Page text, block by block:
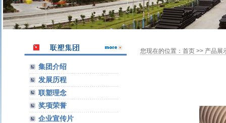
集团介绍
发展历程
联塑理念
奖项荣誉
企业宣传片
您现在的位置： 首页>> 产品展